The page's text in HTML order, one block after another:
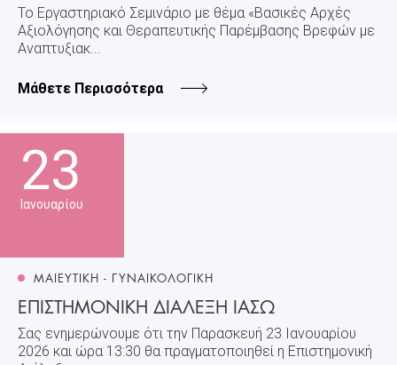
Το Εργαστηριακό Σεμινάριο με θέμα «Βασικές Aρχές
Αξιολόγησης και Θεραπευτικής Παρέμβασης Βρεφών με
Αναπτυξιακ...
Μάθετε Περισσότερα
23
Ιανουαρίου
ΜΑΙΕΥΤΙΚΗ - ΓΥΝΑΙΚΟΛΟΓΙΚΗ
ΕΠΙΣΤΗΜΟΝΙΚΗ ΔΙΑΛΕΞΗ ΙΑΣΩ
Σας ενημερώνουμε ότι την Παρασκευή 23 Ιανουαρίου
2026 και ώρα 13:30 θα πραγματοποιηθεί η Επιστημονική